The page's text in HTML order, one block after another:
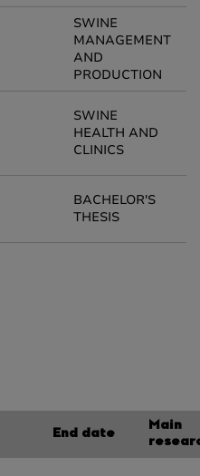
SWINE
MANAGEMENT
AND
PRODUCTION
SWINE
HEALTH AND
CLINICS
BACHELOR'S
THESIS
End date
Main